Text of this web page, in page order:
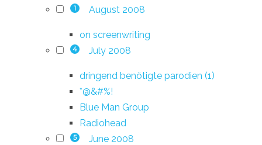
1 August 2008
on screenwriting
4 July 2008
dringend benötigte parodien (1)
*@&#%!
Blue Man Group
Radiohead
5 June 2008